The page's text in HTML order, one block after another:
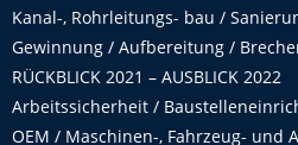
Kanal-, Rohrleitungs- bau /
Gewinnung / Aufbereitung /
RÜCKBLICK 2021 – AUSBLICK 2022
Arbeitssicherheit /
OEM / Maschinen-, Fahrzeug- und